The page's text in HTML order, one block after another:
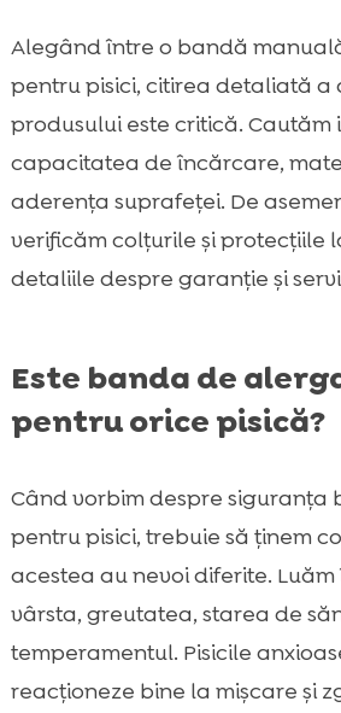
Alegând între o bandă
pentru pisici, citirea detaliată a
produsului este critică. Cautăm
capacitatea de încărcare,
aderența suprafeței. De
verificăm colțurile și protecțiile
detaliile despre garanție și
Este banda de
pentru orice pisică?
Când vorbim despre siguranța
pentru pisici, trebuie să ținem
acestea au nevoi diferite.
vârsta, greutatea, starea de
temperamentul. Pisicile
reacționeze bine la mișcare și